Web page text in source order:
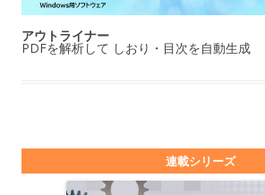
アウトライナー
PDFを解析して しおり・目次を自動生成
連載シリーズ